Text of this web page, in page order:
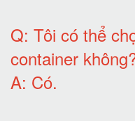
Q: Tôi có thể
container không
A: Có.